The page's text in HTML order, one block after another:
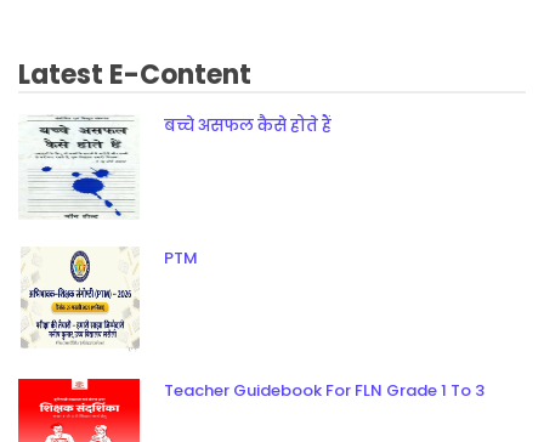
Latest E-Content
बच्चे असफल कैसे होते हैं
PTM
Teacher Guidebook For FLN Grade 1 To 3